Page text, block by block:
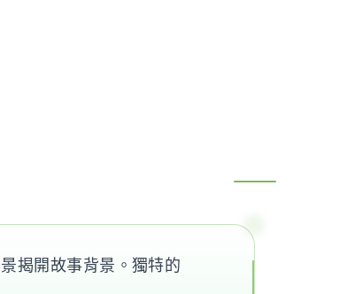
揭開故事背景。獨特的